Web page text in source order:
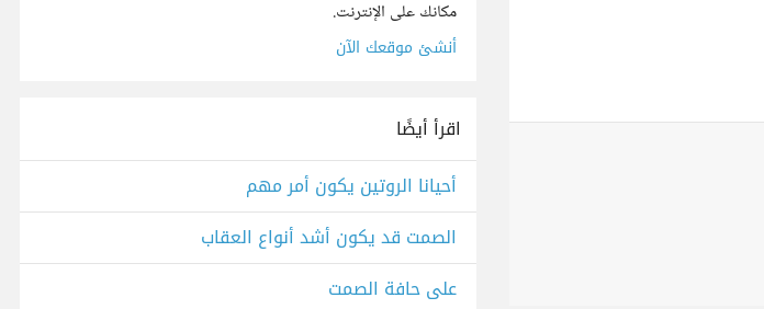
مكانك على الإنترنت.
أنشئ موقعك الآن
اقرأ أيضًا
أحيانا الروتين يكون أمر مهم
الصمت قد يكون أشد أنواع العقاب
على حافة الصمت